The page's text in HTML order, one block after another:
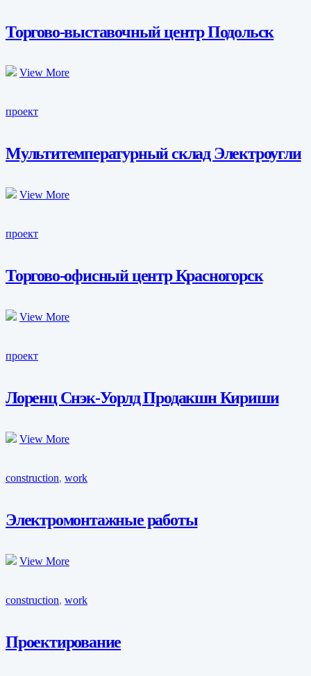
Торгово-выставочный центр Подольск
View More
проект
Мультитемпературный склад Электроугли
View More
проект
Торгово-офисный центр Красногорск
View More
проект
Лоренц Снэк-Уорлд Продакшн Кириши
View More
construction, work
Электромонтажные работы
View More
construction, work
Проектирование